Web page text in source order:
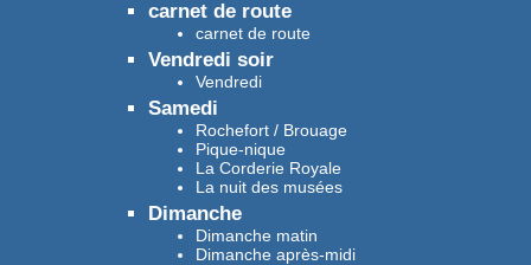
carnet de route
carnet de route
Vendredi soir
Vendredi
Samedi
Rochefort / Brouage
Pique-nique
La Corderie Royale
La nuit des musées
Dimanche
Dimanche matin
Dimanche après-midi